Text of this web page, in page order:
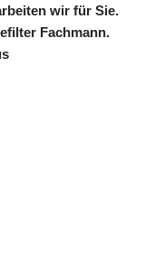
wir für Sie.
Fachmann.